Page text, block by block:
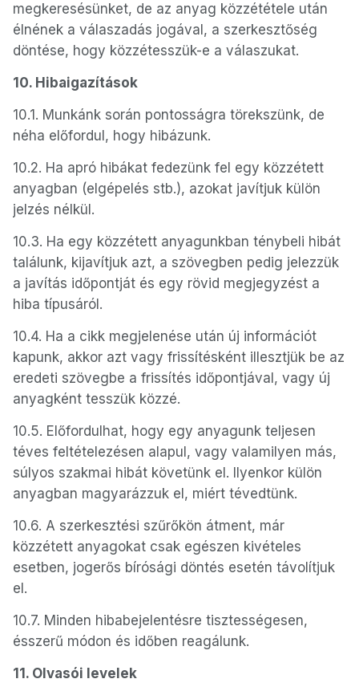
megkeresésünket, de az anyag közzététele után
élnének a válaszadás jogával, a szerkesztőség
döntése, hogy közzétesszük-e a válaszukat.
10. Hibaigazítások
10.1. Munkánk során pontosságra törekszünk, de
néha előfordul, hogy hibázunk.
10.2. Ha apró hibákat fedezünk fel egy közzétett
anyagban (elgépelés stb.), azokat javítjuk külön
jelzés nélkül.
10.3. Ha egy közzétett anyagunkban ténybeli hibát
találunk, kijavítjuk azt, a szövegben pedig jelezzük
a javítás időpontját és egy rövid megjegyzést a
hiba típusáról.
10.4. Ha a cikk megjelenése után új információt
kapunk, akkor azt vagy frissítésként illesztjük be az
eredeti szövegbe a frissítés időpontjával, vagy új
anyagként tesszük közzé.
10.5. Előfordulhat, hogy egy anyagunk teljesen
téves feltételezésen alapul, vagy valamilyen más,
súlyos szakmai hibát követünk el. Ilyenkor külön
anyagban magyarázzuk el, miért tévedtünk.
10.6. A szerkesztési szűrőkön átment, már
közzétett anyagokat csak egészen kivételes
esetben, jogerős bírósági döntés esetén távolítjuk
el.
10.7. Minden hibabejelentésre tisztességesen,
ésszerű módon és időben reagálunk.
11. Olvasói levelek